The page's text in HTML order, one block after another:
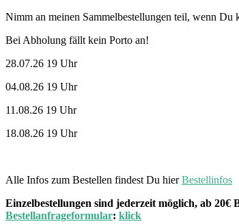
Nimm an meinen Sammelbestellungen teil, wenn
Bei Abholung fällt kein Porto an!
28.07.26 19 Uhr
04.08.26 19 Uhr
11.08.26 19 Uhr
18.08.26 19 Uhr
Alle Infos zum Bestellen findest Du hierBestellinfos
Einzelbestellungen sind jederzeit möglich, ab
Bestellanfrageformular: klick